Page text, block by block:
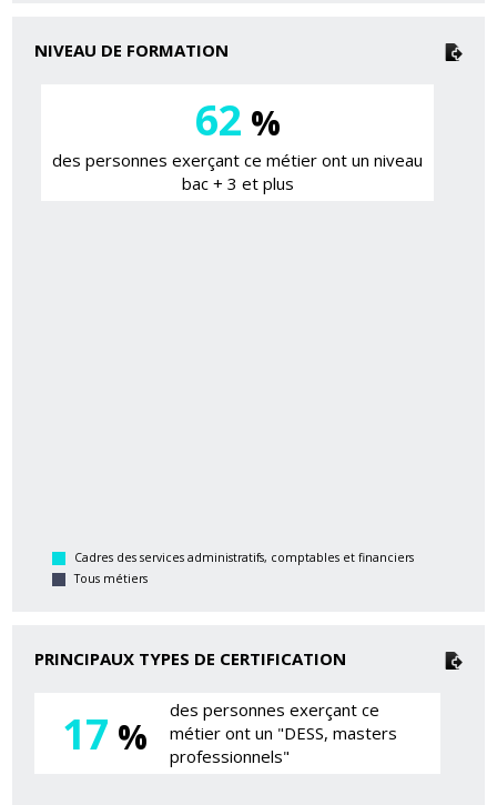
NIVEAU DE FORMATION
62 %
des personnes exerçant ce métier ont un niveau
bac + 3 et plus
Cadres des services administratifs, comptables et financiers
Tous métiers
PRINCIPAUX TYPES DE CERTIFICATION
17 %
des personnes exerçant ce
métier ont un "DESS, masters
professionnels"